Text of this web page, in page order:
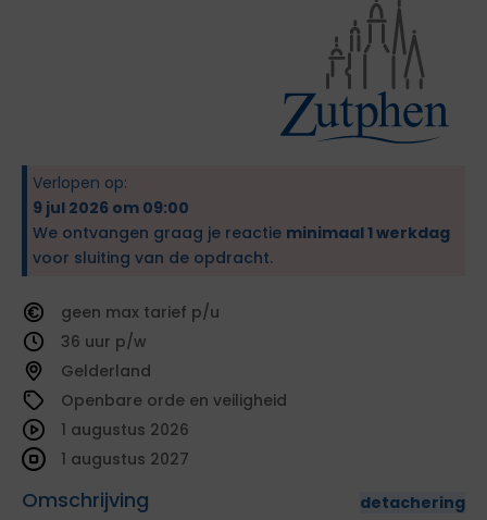
Verlopen op:
9 jul 2026 om 09:00
We ontvangen graag je reactie minimaal 1 werkdag
voor sluiting van de opdracht.
geen
tarief
36
Gelderland
Openbare orde en veiligheid
Omschrijving detachering
1 augustus 2026
1 augustus 2027